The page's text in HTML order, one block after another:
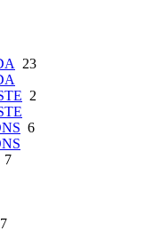
23
2
6
7